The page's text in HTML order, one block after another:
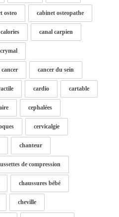
osteo cabinet osteopathe
calories canal carpien
cancer cancer du sein
cardio cartable
cephalées
cervicalgie
chanteur
de compression
chaussures bébé
cheville